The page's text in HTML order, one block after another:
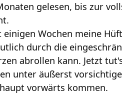
gelesen, bis zur
Wochen meine
durch die
abrollen kann. Jetzt
unter äußerst
vorwärts kommen.